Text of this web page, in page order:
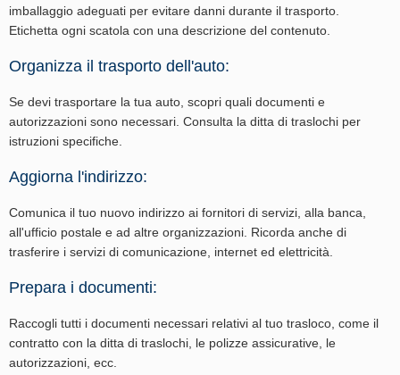
imballaggio adeguati per evitare danni durante il trasporto.
Etichetta ogni scatola con una descrizione del contenuto.
Organizza il trasporto dell'auto:
Se devi trasportare la tua auto, scopri quali documenti e
autorizzazioni sono necessari. Consulta la ditta di traslochi per
istruzioni specifiche.
Aggiorna l'indirizzo:
Comunica il tuo nuovo indirizzo ai fornitori di servizi, alla banca,
all'ufficio postale e ad altre organizzazioni. Ricorda anche di
trasferire i servizi di comunicazione, internet ed elettricità.
Prepara i documenti:
Raccogli tutti i documenti necessari relativi al tuo trasloco, come il
contratto con la ditta di traslochi, le polizze assicurative, le
autorizzazioni, ecc.